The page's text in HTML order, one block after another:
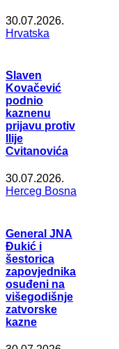
30.07.2026.
Hrvatska
Slaven
Kovačević
podnio
kaznenu
prijavu protiv
Ilije
Cvitanovića
30.07.2026.
Herceg Bosna
General JNA
Đukić i
šestorica
zapovjednika
osuđeni na
višegodišnje
zatvorske
kazne